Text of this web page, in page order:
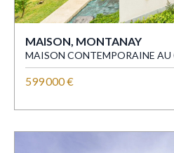
MAISON, MONTANAY
MAISON CONTEMPORAINE AU
599 000 €